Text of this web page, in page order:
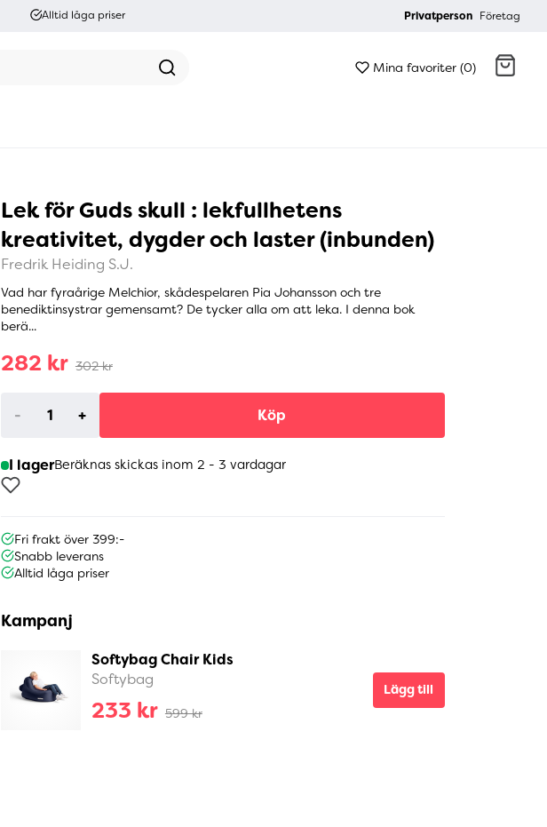
Alltid låga priser Privatperson Företag
Mina favoriter (0)
Lek för Guds skull : lekfullhetens
kreativitet, dygder och laster (inbunden)
Fredrik Heiding S.J.
Vad har fyraårige Melchior, skådespelaren Pia Johansson och tre
benediktinsystrar gemensamt? De tycker alla om att leka. I denna bok
berä...
282 kr 302 kr
- + Köp
I lagerBeräknas skickas inom 2 - 3 vardagar
Fri frakt över 399:-
Snabb leverans
Alltid låga priser
Kampanj
Softybag Chair Kids
Softybag
233 kr 599 kr
Lägg till